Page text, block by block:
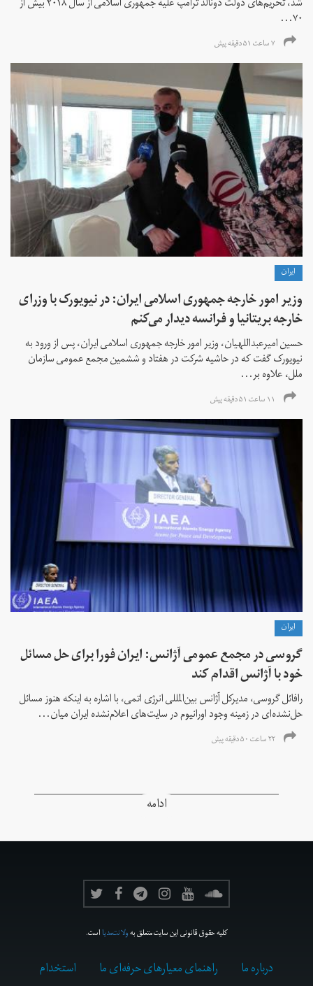
۷۰...
۷ ساعت ۵۱ دقیقه پیش
ايران
وزیر امور خارجه جمهوری اسلامی ایران: در نیویورک با وزرای
خارجه بریتانیا و فرانسه دیدار می‌کنم
حسین امیرعبداللهیان، وزیر امور خارجه جمهوری اسلامی ایران، پس از ورود به
نیویورک گفت که در حاشیه شرکت در هفتاد و ششمین مجمع عمومی سازمان
ملل، علاوه بر...
۱۱ ساعت ۵۱ دقیقه پیش
ايران
گروسی در مجمع عمومی آژانس: ایران فورا برای حل مسائل
خود با آژانس اقدام کند
رافائل گروسی، مدیرکل آژانس بین‌المللی انرژی اتمی، با اشاره به اینکه هنوز مسائل
حل‌نشده‌ای در زمینه وجود اورانیوم در سایت‌های اعلام‌نشده ایران میان...
۲۲ ساعت ۵۰ دقیقه پیش
ادامه
کلیه حقوق قانونی این سایت متعلق بهولانت‌مدیااست.
درباره ما راهنمای معیارهای حرفه‌ای ما استخدام